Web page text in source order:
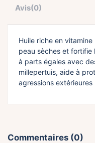
Avis(0)
Huile riche en
peau sèches et fortifie
à parts égales avec
millepertuis, aide à
agressions
Commentaires (0)